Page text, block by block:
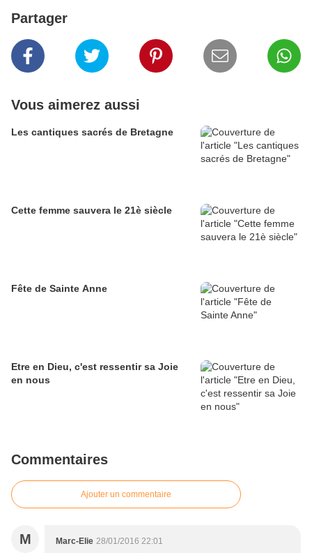
Partager
Vous aimerez aussi
Les cantiques sacrés de Bretagne
Cette femme sauvera le 21è siècle
Fête de Sainte Anne
Etre en Dieu, c'est ressentir sa Joie
en nous
Commentaires
Ajouter un commentaire
M Marc-Elie 28/01/2016 22:01